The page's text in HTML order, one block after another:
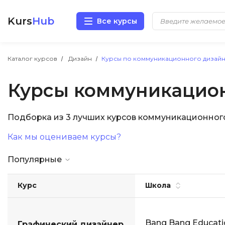
KursHub Все курсы
Каталог курсов Дизайн Курсы по коммуникационного
Курсы
Подборка из 3 лучших курсов
Как мы оцениваем курсы?
Популярные
Курс Школа
Bang Bang
Разработка
Маркетинг
Аналитика
Иностранные языки